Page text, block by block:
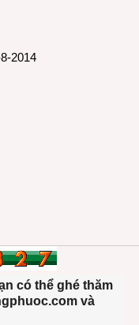
2014
có thể ghé thăm
và